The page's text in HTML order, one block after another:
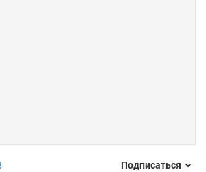
Подписаться